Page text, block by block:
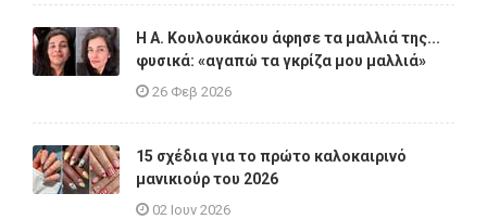
Η A. Κουλουκάκου άφησε τα μαλλιά της...
φυσικά: «αγαπώ τα γκρίζα μου μαλλιά»
26 Φεβ 2026
15 σχέδια για το πρώτο καλοκαιρινό
μανικιούρ του 2026
02 Ιουν 2026